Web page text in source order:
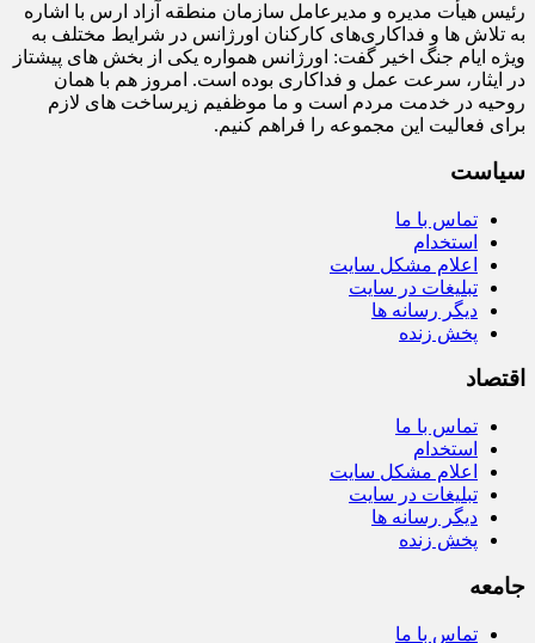
رئیس هیأت‌ مدیره و مدیرعامل سازمان منطقه آزاد ارس با اشاره
به تلاش‌ ها و فداکاری‌های کارکنان اورژانس در شرایط مختلف به‌
ویژه ایام جنگ اخیر گفت: اورژانس همواره یکی از بخش‌ های پیشتاز
در ایثار، سرعت‌ عمل و فداکاری بوده است. امروز هم با همان
روحیه در خدمت مردم است و ما موظفیم زیرساخت‌ های لازم
برای فعالیت این مجموعه را فراهم کنیم.
سیاست
تماس با ما
استخدام
اعلام مشکل سایت
تبلیغات در سایت
دیگر رسانه ها
پخش زنده
اقتصاد
تماس با ما
استخدام
اعلام مشکل سایت
تبلیغات در سایت
دیگر رسانه ها
پخش زنده
جامعه
تماس با ما